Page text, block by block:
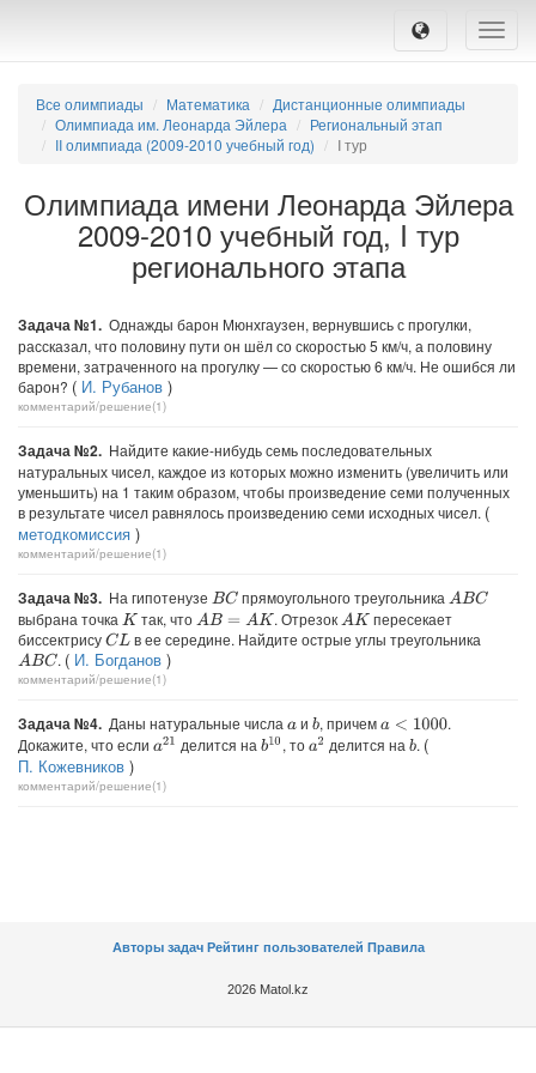
Toggle
Все олимпиады Математика
Дистанционные олимпиады
Олимпиада им. Леонарда Эйлера
Региональный этап
II олимпиада (2009-2010 учебный год)
I тур
Олимпиада имени Леонарда Эйлера
2009-2010 учебный год, I тур
регионального этапа
Задача №1. Однажды барон Мюнхгаузен, вернувшись с прогулки,
рассказал, что половину пути он шёл со скоростью 5 км/ч, а половину
времени, затраченного на прогулку — со скоростью 6 км/ч. Не ошибся ли
барон? ( И. Рубанов )
комментарий/решение(1)
Задача №2. Найдите какие-нибудь семь последовательных
натуральных чисел, каждое из которых можно изменить (увеличить или
уменьшить) на 1 таким образом, чтобы произведение семи полученных
в результате чисел равнялось произведению семи исходных чисел. (
методкомиссия )
комментарий/решение(1)
Задача №3. На гипотенузе BC прямоугольного треугольника ABC
выбрана точка K так, чтоAB= AK . Отрезок AK
пересекает
биссектрисуCL в ее середине. Найдите острые углы треугольника
ABC . ( И. Богданов )
комментарий/решение(1)
Задача №4. Даны натуральные числа aи b, причемa<1000
.
Докажите, что если a21 делится на b10, тоa2 делится на b. (
П. Кожевников )
комментарий/решение(1)
Авторы задач Рейтинг пользователей Правила
2026 Matol.kz